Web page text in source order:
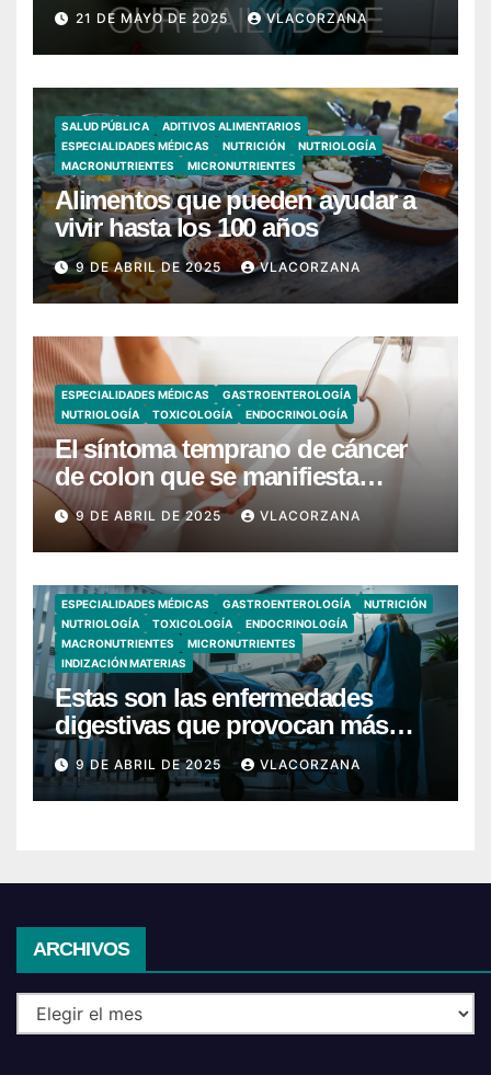
21 DE MAYO DE 2025 VLACORZANA
SALUD PÚBLICA
ADITIVOS ALIMENTARIOS
ESPECIALIDADES MÉDICAS
NUTRICIÓN
NUTRIOLOGÍA
MACRONUTRIENTES
MICRONUTRIENTES
Alimentos que pueden ayudar a
vivir hasta los 100 años
9 DE ABRIL DE 2025 VLACORZANA
ESPECIALIDADES MÉDICAS
GASTROENTEROLOGÍA
NUTRIOLOGÍA
TOXICOLOGÍA ENDOCRINOLOGÍA
El síntoma temprano de cáncer
de colon que se manifiesta
cuando vas al baño
9 DE ABRIL DE 2025 VLACORZANA
ESPECIALIDADES MÉDICAS GASTROENTEROLOGÍA
NUTRICIÓN
NUTRIOLOGÍA
TOXICOLOGÍA
ENDOCRINOLOGÍA
MACRONUTRIENTES
MICRONUTRIENTES
INDIZACIÓN MATERIAS
Estas son las enfermedades
digestivas que provocan más
hospitalizaciones en España
9 DE ABRIL DE 2025 VLACORZANA
ARCHIVOS